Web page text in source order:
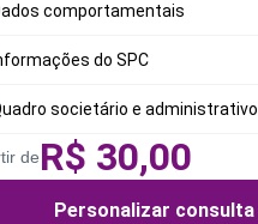
comportamentais
do SPC
societário e administrativo
deR$ 30,00
Personalizar consulta